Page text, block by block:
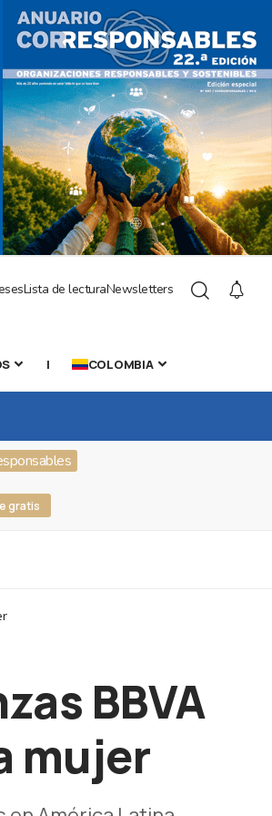
Lista de lecturaNewsletters
| COLOMBIA
gratis
BBVA
mujer